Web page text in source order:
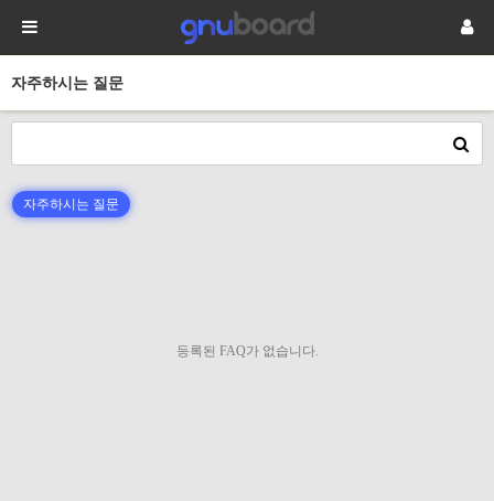
자주하시는 질문
자주하시는 질문
등록된 FAQ가 없습니다.